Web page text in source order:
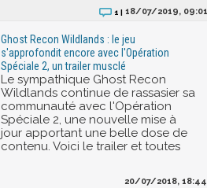
1 | 18/07/2019, 09:01
Ghost Recon Wildlands : le jeu
s'approfondit encore avec l'Opération
Spéciale 2, un trailer musclé
Le sympathique Ghost Recon
Wildlands continue de rassasier sa
communauté avec l'Opération
Spéciale 2, une nouvelle mise à
jour apportant une belle dose de
contenu. Voici le trailer et toutes
20/07/2018, 18:44